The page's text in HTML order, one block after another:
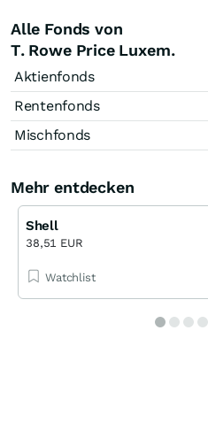
Alle Fonds von
T. Rowe Price Luxem.
Aktienfonds
Rentenfonds
Mischfonds
Mehr entdecken
Shell
38,51 EUR
Watchlist